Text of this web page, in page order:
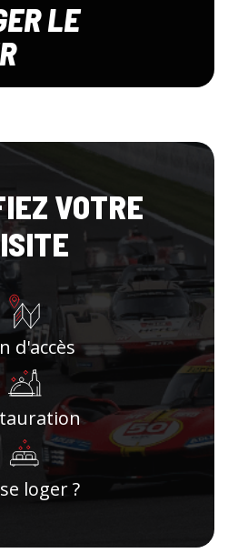
LE
VOTRE
d'accès
loger ?